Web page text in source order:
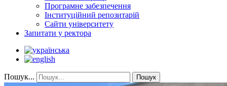
Програмне забезпечення
Інституційний репозитарій
Сайти університету
Запитати у ректора
Пошук... Пошук